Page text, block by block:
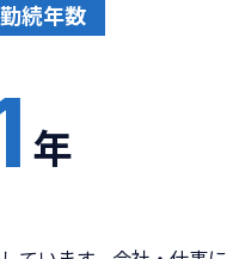
続年数
年